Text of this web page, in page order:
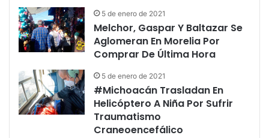
5 de enero de 2021
Melchor, Gaspar Y Baltazar Se
Aglomeran En Morelia Por
Comprar De Última Hora
5 de enero de 2021
#Michoacán Trasladan En
Helicóptero A Niña Por Sufrir
Traumatismo
Craneoencefálico